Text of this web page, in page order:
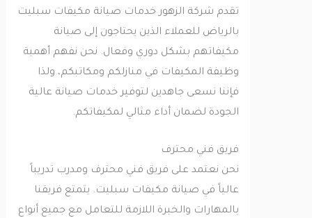
تقدم شركة الزهور خدمات صيانة مكيفات سبليت
بالرياض للعملاء الذين يحتاجون إلى صيانة
مكيفاتهم بشكل دوري وفعال. نحن نفهم أهمية
وظيفة المكيفات في منازلكم ومكاتبكم، ولذا
فإننا نسعى جاهدين لتوفير خدمات صيانة عالية
الجودة لضمان أداء مثالي لمكيفاتكم.
فريق فني محترف
نحن نعتمد على فريق فني محترف ومدرب تدريباً
عالياً في صيانة مكيفات سبليت. يتمتع فريقنا
بالمهارات والخبرة اللازمة للتعامل مع جميع أنواع